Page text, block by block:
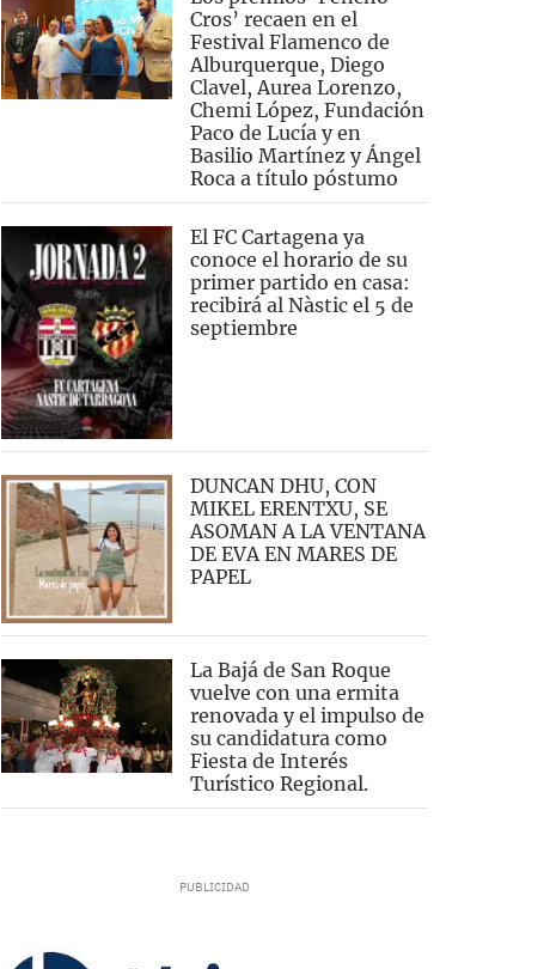
Cros’ recaen en el
Festival Flamenco de
Alburquerque, Diego
Clavel, Aurea Lorenzo,
Chemi López, Fundación
Paco de Lucía y en
Basilio Martínez y Ángel
Roca a título póstumo
El FC Cartagena ya
conoce el horario de su
primer partido en casa:
recibirá al Nàstic el 5 de
septiembre
DUNCAN DHU, CON
MIKEL ERENTXU, SE
ASOMAN A LA VENTANA
DE EVA EN MARES DE
PAPEL
La Bajá de San Roque
vuelve con una ermita
renovada y el impulso de
su candidatura como
Fiesta de Interés
Turístico Regional.